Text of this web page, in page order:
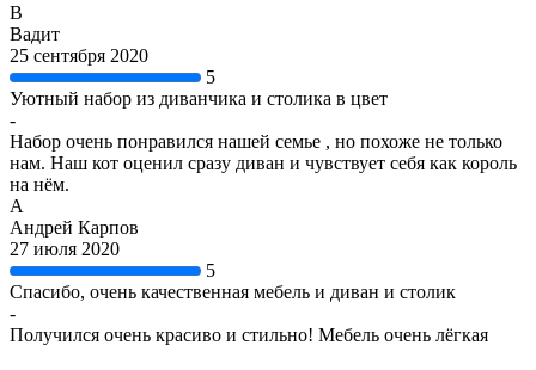
В
Вадит
25 сентября 2020
5
Уютный набор из диванчика и столика в цвет
-
Набор очень понравился нашей семье , но похоже не только
нам. Наш кот оценил сразу диван и чувствует себя как король
на нём.
А
Андрей Карпов
27 июля 2020
5
Спасибо, очень качественная мебель и диван и столик
-
Получился очень красиво и стильно! Мебель очень лёгкая